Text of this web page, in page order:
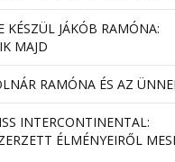
KÉSZÜL JÁKÓB RAMÓNA:
MAJD
RAMÓNA ÉS AZ
INTERCONTINENTAL:
ÉLMÉNYEIRŐL